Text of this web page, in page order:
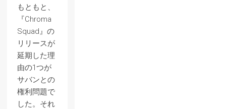
もともと、
『Chroma
Squad』の
リリースが
延期した理
由の1つが
サバンとの
権利問題で
した。それ